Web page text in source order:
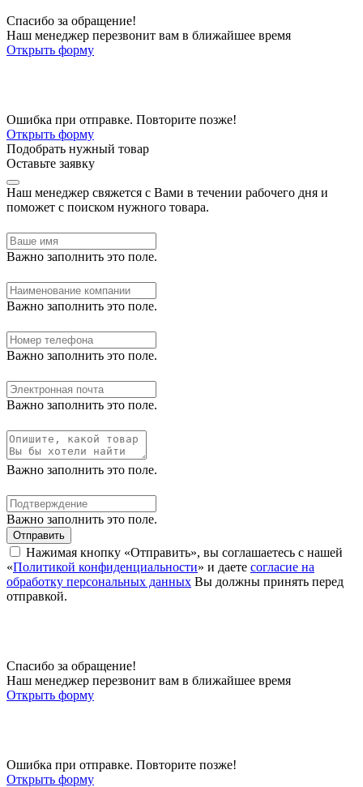
Спасибо за обращение!
Наш менеджер перезвонит вам в ближайшее время
Открыть форму
Ошибка при отправке. Повторите позже!
Открыть форму
Подобрать нужный товар
Оставьте заявку
Наш менеджер свяжется с Вами в течении рабочего дня и
поможет с поиском нужного товара.
Важно заполнить это поле.
Важно заполнить это поле.
Важно заполнить это поле.
Важно заполнить это поле.
Важно заполнить это поле.
Важно заполнить это поле.
Отправить
Нажимая кнопку «Отправить», вы соглашаетесь с нашей
«Политикой конфиденциальности» и даете согласие на
обработку персональных данных Вы должны принять перед
отправкой.
Спасибо за обращение!
Наш менеджер перезвонит вам в ближайшее время
Открыть форму
Ошибка при отправке. Повторите позже!
Открыть форму